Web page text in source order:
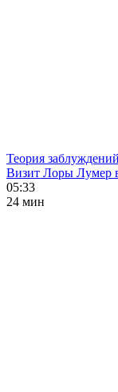
Теория заблуждений
Визит Лоры Лумер
05:33
24 мин